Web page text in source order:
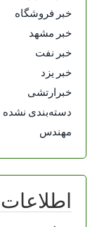
خبر فروشگاه
خبر مشهد
خبر نفت
خبر یزد
خبرارتشی
دسته‌بندی نشده
مهندس
اطلاعات